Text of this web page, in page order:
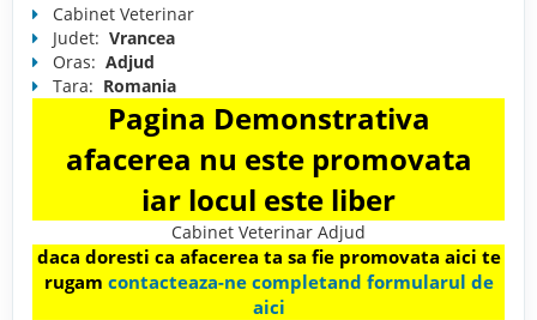
Cabinet Veterinar
Judet: Vrancea
Oras: Adjud
Tara: Romania
Pagina Demonstrativa
afacerea nu este promovata
iar locul este liber
Cabinet Veterinar Adjud
daca doresti ca afacerea ta sa fie promovata aici te
rugam contacteaza-ne completand formularul de
aici